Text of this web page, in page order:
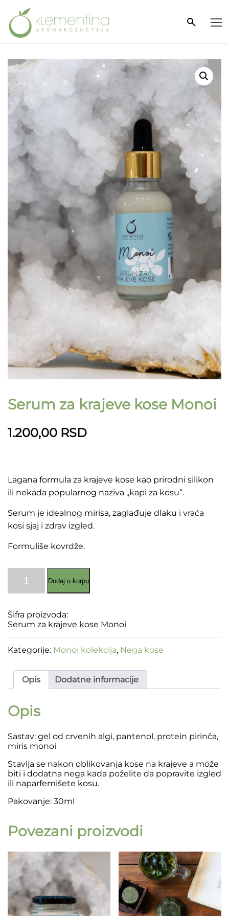
Serum za krajeve kose Monoi
1.200,00 RSD
Lagana formula za krajeve kose kao prirodni silikon
ili nekada popularnog naziva „kapi za kosu“.
Serum je idealnog mirisa, zaglađuje dlaku i vraća
kosi sjaj i zdrav izgled.
Formuliše kovrdže.
krajeve
Monoi
količina
Dodaj u korpu
Šifra proizvoda:
Serum za krajeve kose Monoi
Kategorije: Monoi kolekcija, Nega kose
Opis Dodatne informacije
Opis
Sastav: gel od crvenih algi, pantenol, protein pirinča,
miris monoi
Stavlja se nakon oblikovanja kose na krajeve a može
biti i dodatna nega kada poželite da popravite izgled
ili naparfemišete kosu.
Pakovanje: 30ml
Povezani proizvodi